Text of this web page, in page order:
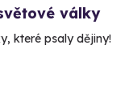
války
které psaly dějiny!